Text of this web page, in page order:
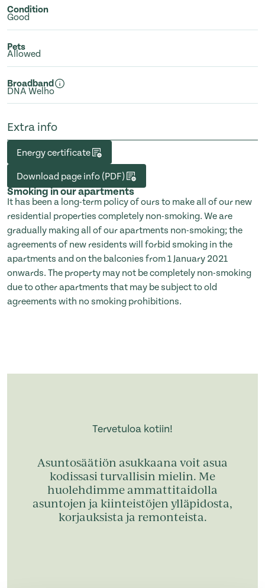
Condition
Good
Pets
Allowed
Broadband
DNA Welho
Extra info
Energy certificate
Download page info (PDF)
Smoking in our apartments
It has been a long-term policy of ours to make all of our new
residential properties completely non-smoking. We are
gradually making all of our apartments non-smoking; the
agreements of new residents will forbid smoking in the
apartments and on the balconies from 1 January 2021
onwards. The property may not be completely non-smoking
due to other apartments that may be subject to old
agreements with no smoking prohibitions.
Tervetuloa kotiin!
Asuntosäätiön asukkaana voit asua
kodissasi turvallisin mielin. Me
huolehdimme ammattitaidolla
asuntojen ja kiinteistöjen ylläpidosta,
korjauksista ja remonteista.